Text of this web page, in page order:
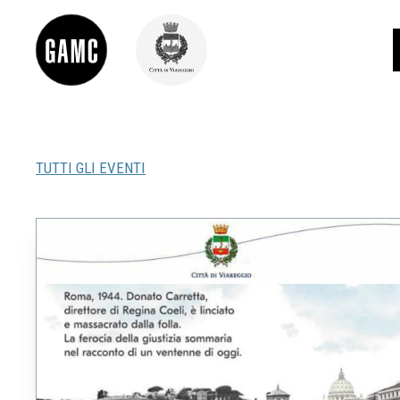
SHOP
GLI AUTORI
MOSTRE
PALAZZO DELLE MUSE
TUTTI GLI EVENTI